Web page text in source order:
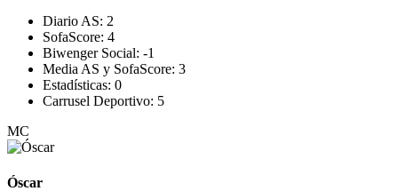
Diario AS: 2
SofaScore: 4
Biwenger Social: -1
Media AS y SofaScore: 3
Estadísticas: 0
Carrusel Deportivo: 5
MC
Óscar